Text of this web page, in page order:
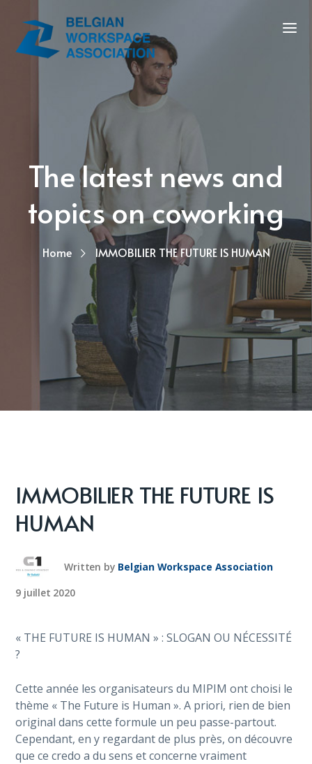
The latest news and
topics on coworking
Home IMMOBILIER THE FUTURE IS HUMAN
IMMOBILIER THE FUTURE IS
HUMAN
Written by Belgian Workspace Association
9 juillet 2020
« THE FUTURE IS HUMAN » : SLOGAN OU NÉCESSITÉ
?
Cette année les organisateurs du MIPIM ont choisi le
thème « The Future is Human ». A priori, rien de bien
original dans cette formule un peu passe-partout.
Cependant, en y regardant de plus près, on découvre
que ce credo a du sens et concerne vraiment